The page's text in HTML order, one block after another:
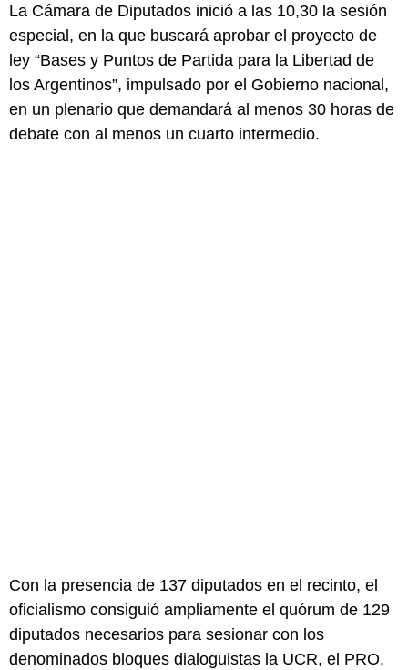
La Cámara de Diputados inició a las 10,30 la sesión
especial, en la que buscará aprobar el proyecto de
ley “Bases y Puntos de Partida para la Libertad de
los Argentinos”, impulsado por el Gobierno nacional,
en un plenario que demandará al menos 30 horas de
debate con al menos un cuarto intermedio.
Con la presencia de 137 diputados en el recinto, el
oficialismo consiguió ampliamente el quórum de 129
diputados necesarios para sesionar con los
denominados bloques dialoguistas la UCR, el PRO,